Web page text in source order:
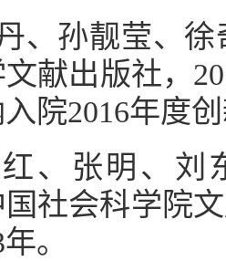
、孙靓莹、
献出版社，
院2016年度
、张明、刘
社会科学院
。